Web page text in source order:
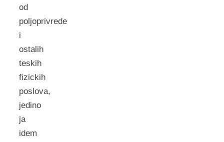
od
poljoprivrede
i
ostalih
teskih
fizickih
poslova,
jedino
ja
idem